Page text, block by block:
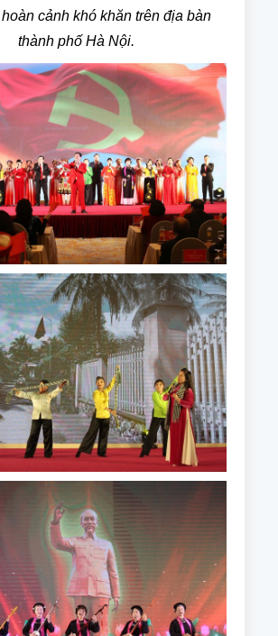
cảnh khó khăn trên địa bàn
thành phố Hà Nội.